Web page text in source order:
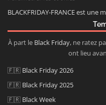
BLACKFRIDAY-FRANCE est une
À part le Black Friday, ne ratez
ont lieu
🇫🇷 Black Friday 2026
🇫🇷 Black Friday 2025
🇫🇷 Black Week